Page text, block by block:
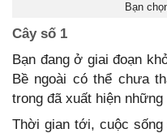
Bạn
Cây số 1
Bạn đang ở giai đoạn
Bề ngoài có thể chưa
trong đã xuất hiện
Thời gian tới, cuộc